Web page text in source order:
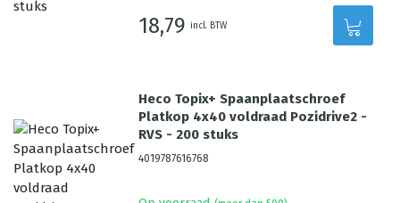
18,79 incl. BTW
Heco Topix+ Spaanplaatschroef
Platkop 4x40 voldraad Pozidrive2 -
RVS - 200 stuks
4019787616768